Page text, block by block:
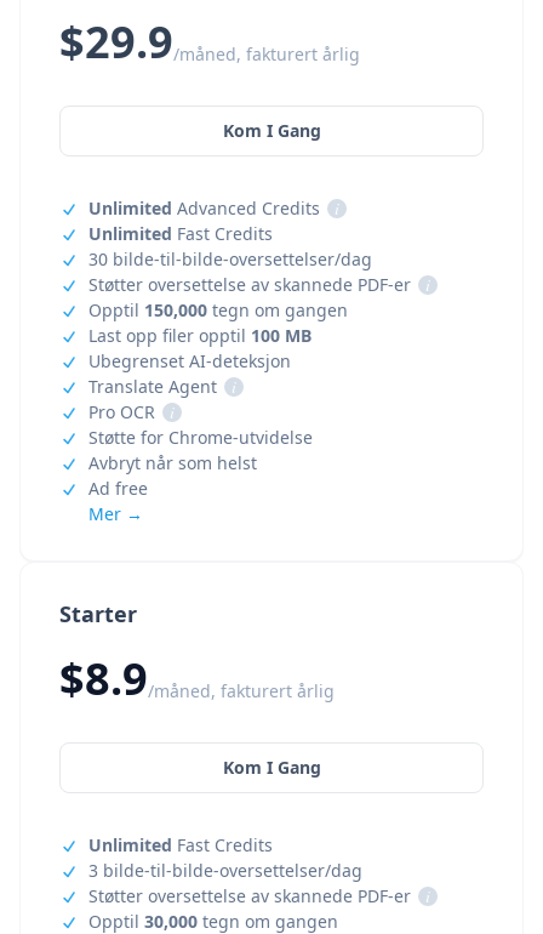
Starter
$8.9/måned, fakturert årlig
Kom I Gang
Unlimited Fast Credits
3 bilde-til-bilde-oversettelser/dag
Støtter oversettelse av skannede PDF-er
i
Opptil 30,000 tegn om gangen
$29.9/måned, fakturert årlig
Kom I Gang
Unlimited Advanced Credits
i
Unlimited Fast Credits
30 bilde-til-bilde-oversettelser/dag
Støtter oversettelse av skannede PDF-er
i
Opptil 150,000 tegn om gangen
Last opp filer opptil 100 MB
Ubegrenset AI-deteksjon
Translate Agent
i
Pro OCR
i
Støtte for Chrome-utvidelse
Avbryt når som helst
Ad free
Mer →